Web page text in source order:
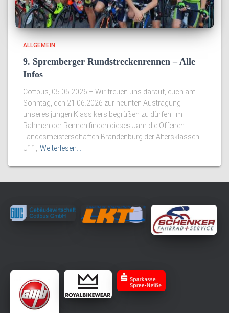
ALLGEMEIN
9. Spremberger Rundstreckenrennen – Alle
Infos
Cottbus, 05.05.2026 – Wir freuen uns darauf, euch am
Sonntag, den 21.06.2026 zur neunten Austragung
unseres jungen Klassikers begrüßen zu dürfen. Im
Rahmen der Rennen finden dieses Jahr die Offenen
Landesmeisterschaften Brandenburg der Altersklassen
U11,
Weiterlesen…